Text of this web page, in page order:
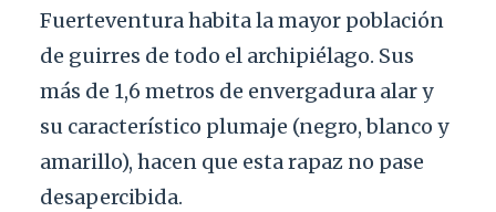
Fuerteventura habita la mayor población
de guirres de todo el archipiélago. Sus
más de 1,6 metros de envergadura alar y
su característico plumaje (negro, blanco y
amarillo), hacen que esta rapaz no pase
desapercibida.